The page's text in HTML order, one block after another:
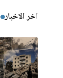
اخر الاخبار